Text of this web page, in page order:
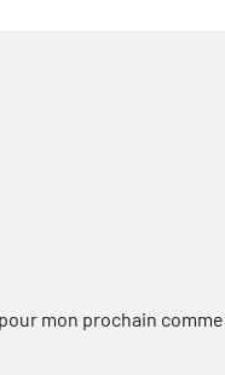
mon prochain